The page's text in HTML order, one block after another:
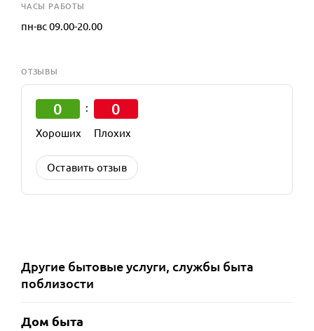
ЧАСЫ РАБОТЫ
пн-вс 09.00-20.00
ОТЗЫВЫ
0
Хороших
: 0
Плохих
Оставить отзыв
Другие бытовые услуги, службы быта
поблизости
Дом быта